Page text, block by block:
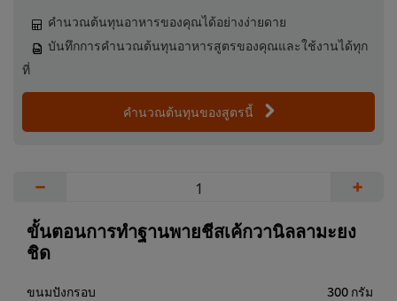
คำนวณต้นทุนอาหารของคุณได้อย่างง่ายดาย
บันทึกการคำนวณต้นทุนอาหารสูตรของคุณและใช้งานได้ทุก
ที่
คำนวณต้นทุนของสูตรนี้
− +
ขั้นตอนการทำฐานพายชีสเค้กวานิลลามะยง
ชิด
ขนมปังกรอบ 300 กรัม